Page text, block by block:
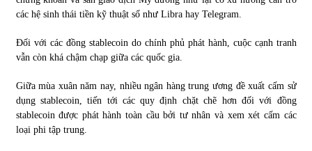
các hệ sinh thái tiền kỹ thuật số như Libra hay Telegram.
Đối với các đồng stablecoin do chính phủ phát hành, cuộc cạnh tranh
vẫn còn khá chậm chạp giữa các quốc gia.
Giữa mùa xuân năm nay, nhiều ngân hàng trung ương đề xuất cấm sử
dụng stablecoin, tiến tới các quy định chặt chẽ hơn đối với đồng
stablecoin được phát hành toàn cầu bởi tư nhân và xem xét cấm các
loại phi tập trung.